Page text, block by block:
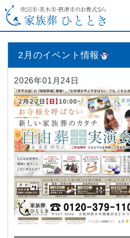
2月のイベント情報
2026年01月24日